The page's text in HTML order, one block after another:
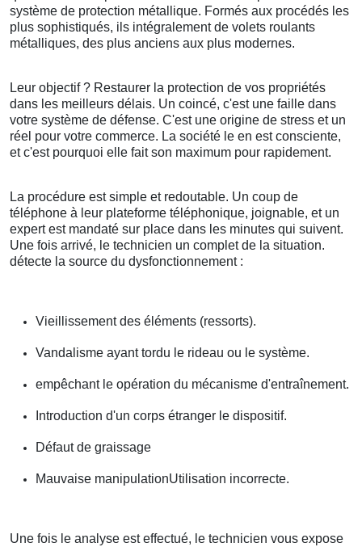
système de protection métallique. Formés aux procédés les
plus sophistiqués, ils intégralement de volets roulants
métalliques, des plus anciens aux plus modernes.
Leur objectif ? Restaurer la protection de vos propriétés
dans les meilleurs délais. Un coincé, c'est une faille dans
votre système de défense. C'est une origine de stress et un
réel pour votre commerce. La société le en est consciente,
et c'est pourquoi elle fait son maximum pour rapidement.
La procédure est simple et redoutable. Un coup de
téléphone à leur plateforme téléphonique, joignable, et un
expert est mandaté sur place dans les minutes qui suivent.
Une fois arrivé, le technicien un complet de la situation.
détecte la source du dysfonctionnement :
Vieillissement des éléments (ressorts).
Vandalisme ayant tordu le rideau ou le système.
empêchant le opération du mécanisme d'entraînement.
Introduction d'un corps étranger le dispositif.
Défaut de graissage
Mauvaise manipulationUtilisation incorrecte.
Une fois le analyse est effectué, le technicien vous expose